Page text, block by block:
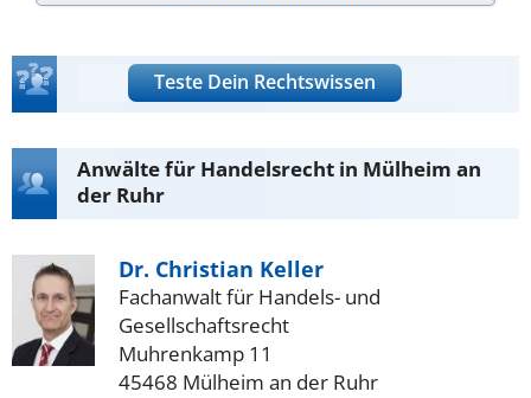
Teste Dein Rechtswissen
Anwälte für Handelsrecht in Mülheim an
der Ruhr
Dr. Christian Keller
Fachanwalt für Handels- und
Gesellschaftsrecht
Muhrenkamp 11
45468 Mülheim an der Ruhr